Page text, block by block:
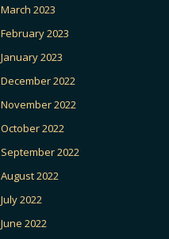
March 2023
February 2023
January 2023
December 2022
November 2022
October 2022
September 2022
August 2022
July 2022
June 2022